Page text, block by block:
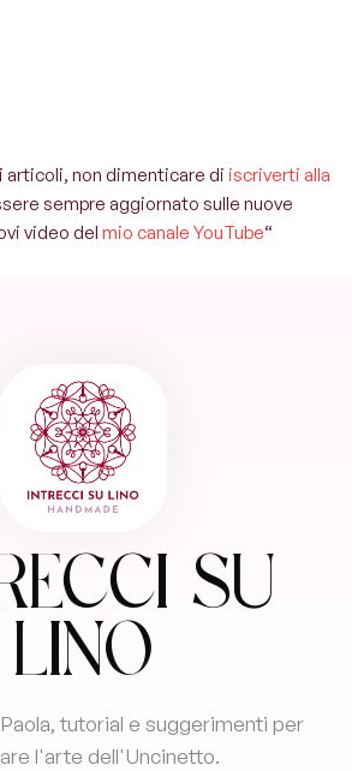
articoli, non dimenticare di iscriverti alla
sempre aggiornato sulle nuove
video del mio canale YouTube“
su
Lino
tutorial e suggerimenti per
l'arte dell'Uncinetto.